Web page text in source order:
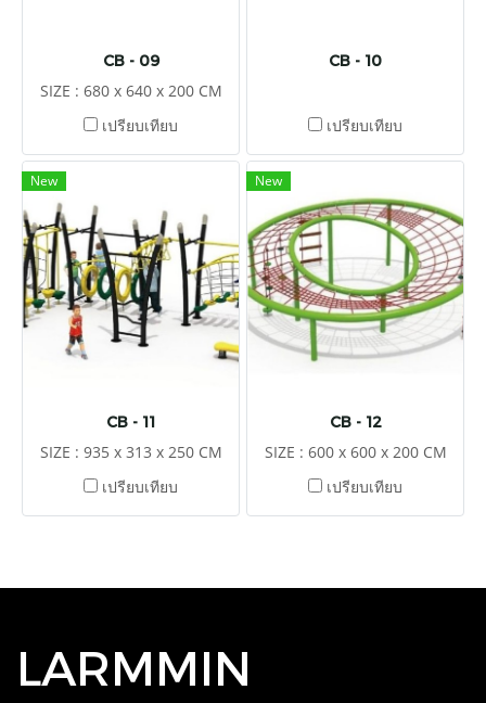
CB - 09
SIZE : 680 x 640 x 200 CM
เปรียบเทียบ
CB - 10
เปรียบเทียบ
New
CB - 11
SIZE : 935 x 313 x 250 CM
เปรียบเทียบ
New
CB - 12
SIZE : 600 x 600 x 200 CM
เปรียบเทียบ
LARMMIN